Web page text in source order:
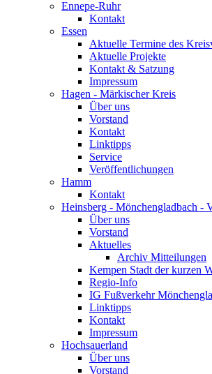
Ennepe-Ruhr
Kontakt
Essen
Aktuelle Termine des
Aktuelle Projekte
Kontakt & Satzung
Impressum
Hagen - Märkischer Kreis
Über uns
Vorstand
Kontakt
Linktipps
Service
Veröffentlichungen
Hamm
Kontakt
Heinsberg - Mönchengladbach -
Über uns
Vorstand
Aktuelles
Archiv Mitteilungen
Kempen Stadt der kurzen
Regio-Info
IG Fußverkehr
Linktipps
Kontakt
Impressum
Hochsauerland
Über uns
Vorstand